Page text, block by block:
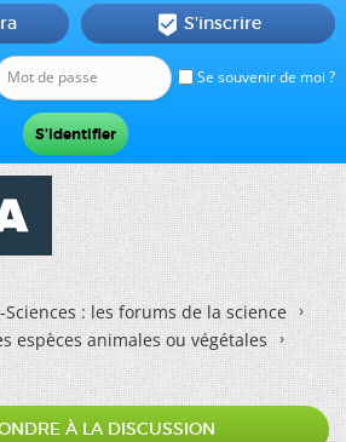
Se souvenir de moi ?
 S'inscrire
Sciences : les forums de la science
espèces animales ou végétales
À LA DISCUSSION